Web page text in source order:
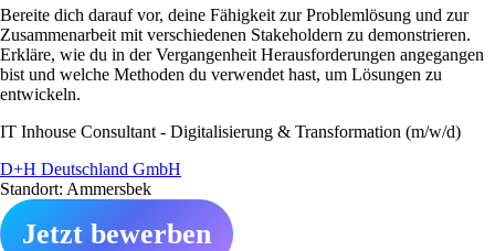
Bereite dich darauf vor, deine Fähigkeit zur Problemlösung und zur
Zusammenarbeit mit verschiedenen Stakeholdern zu demonstrieren.
Erkläre, wie du in der Vergangenheit Herausforderungen angegangen
bist und welche Methoden du verwendet hast, um Lösungen zu
entwickeln.
IT Inhouse Consultant - Digitalisierung & Transformation (m/w/d)
D+H Deutschland GmbH
Standort: Ammersbek
Jetzt bewerben